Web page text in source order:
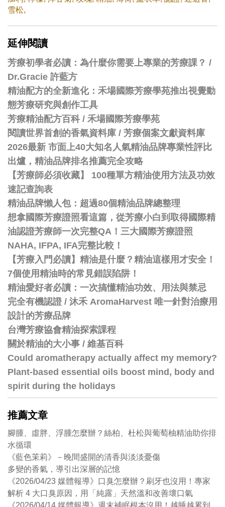
雪松,
延伸閱讀
芳療初學者必讀：為什麼你需要上專業的芳療課？ /
Dr.Gracie 許藍方
精油配方的全新進化：禾場國際芳療學苑推出視覺動
態芳療研究與創作工具
芳療精油配方百科 / 禾場國際芳療學苑
閱讀世界首創的香氣資料庫 / 芳療個案文獻資料庫
2026最新 市面上40大知名人氣精油品牌專業性評比
出爐，精油品牌排名推薦完全攻略
【芳療師必須收藏】 100種單方精油使用方法及功效
速記查詢表
精油品牌懶人包：超過80個精油品牌總整理
想拿國際芳療證照看這篇，從芳療小白到取得國際精
油認證芳療師一次完整QA！三大國際芳療證照
NAHA, IFPA, IFA完整比較！
【芳療入門必讀】精油是什麼？精油這樣用才安全！
7個使用精油時的常見錯誤陷阱！
精油愛好者必讀：一次搞懂精油功效、用法與禁忌
完全有機認證 / 沐禾 AromaHarvest 唯一針對治療用
設計的芳療品牌
台灣芳療協會精油探索課程
關於精油的大小事 / 維基百科
Could aromatherapy actually affect my memory?
Plant-based essential oils boost mind, body and
spirit during the holidays
推薦文章
腳腫、虛胖、浮腫怎麼辦？絲柏、杜松與葡萄柚精油助你排
水循環
《藍色茉莉》－晚間盛開的清香與淡淡憂傷
多變的香氣，導引出深層的記憶
《2026/04/23 媒體報導》口臭怎麼辦？刷牙也沒用！專家
解析 4 大口臭原因，用「純露」天然溫和改善壞口氣
《2026/04/14 媒體報導》週末補眠根本沒用！越睡越累到